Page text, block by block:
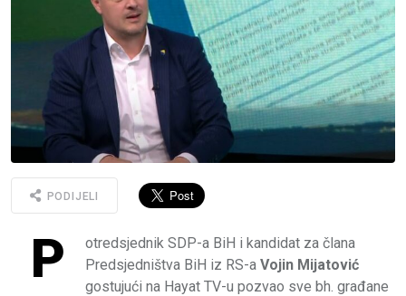
PODIJELI
P
otredsjednik SDP-a BiH i kandidat za člana
Predsjedništva BiH iz RS-a Vojin Mijatović
gostujući na Hayat TV-u pozvao sve bh. građane